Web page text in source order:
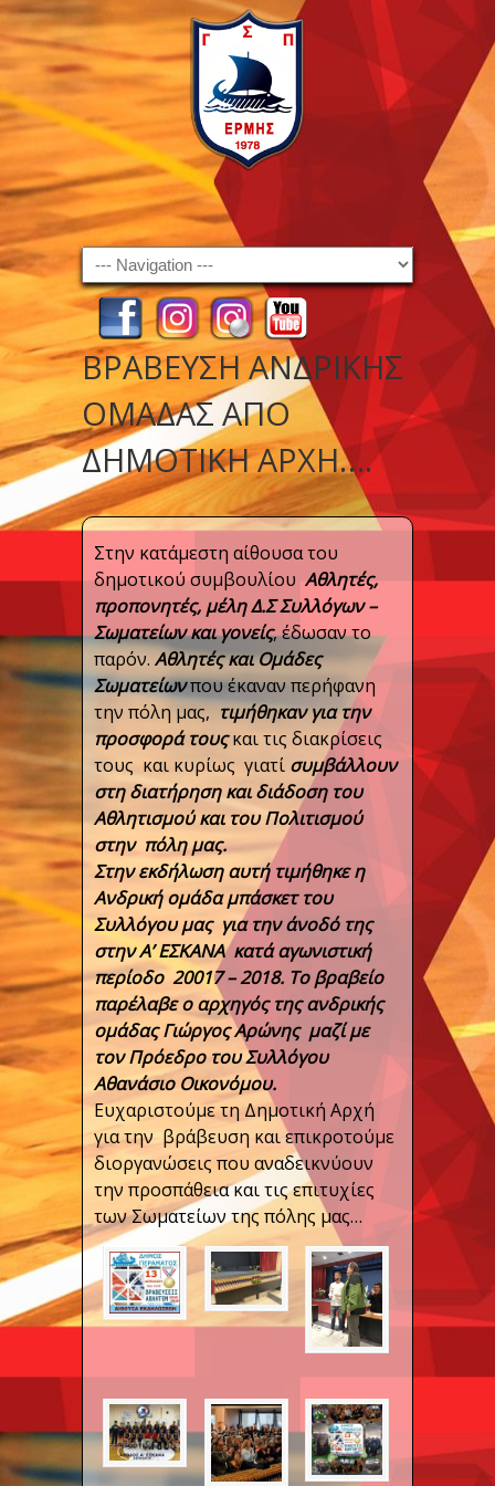
Navigation
ΒΡΆΒΕΥΣΗ ΑΝΔΡΙΚΉΣ
ΟΜΆΔΑΣ ΑΠΌ
ΔΉΜΟΤΙΚΉ ΑΡΧΉ….
Στην κατάμεστη αίθουσα του
δημοτικού συμβουλίουΑθλητές,
προπονητές, μέλη Δ.Σ Συλλόγων –
Σωματείων και γονείς, έδωσαν το
παρόν. Αθλητές και Ομάδες
Σωματείωνπου έκαναν περήφανη
την πόλη μας,τιμήθηκαν για την
προσφορά τουςκαι τις διακρίσεις
τους και κυρίως γιατί συμβάλλουν
στη διατήρηση και διάδοση του
Αθλητισμού και του Πολιτισμού
στην πόλη μας.
Στην εκδήλωση αυτή τιμήθηκε η
Ανδρική ομάδα μπάσκετ του
Συλλόγου μας για την άνοδό της
στην Α’ ΕΣΚΑΝΑ κατά αγωνιστική
περίοδο 20017 – 2018. Το βραβείο
παρέλαβε ο αρχηγός της ανδρικής
ομάδας Γιώργος Αρώνης μαζί με
τον Πρόεδρο του Συλλόγου
Αθανάσιο Οικονόμου.
Ευχαριστούμε τη Δημοτική Αρχή
για την βράβευση και επικροτούμε
διοργανώσεις που αναδεικνύουν
την προσπάθεια και τις επιτυχίες
των Σωματείων της πόλης μας…